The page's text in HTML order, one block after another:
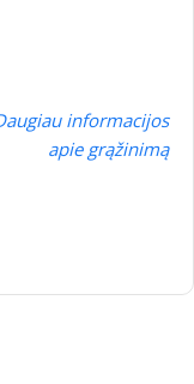
informacijos
apie grąžinimą